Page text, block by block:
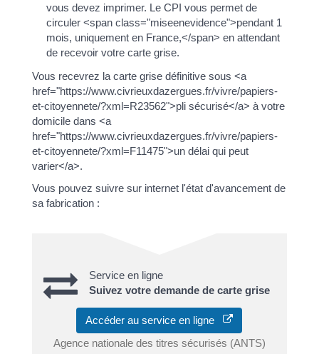
vous devez imprimer. Le CPI vous permet de
circuler <span class="miseenevidence">pendant 1
mois, uniquement en France,</span> en attendant
de recevoir votre carte grise.
Vous recevrez la carte grise définitive sous <a
href="https://www.civrieuxdazergues.fr/vivre/papiers-
et-citoyennete/?xml=R23562">pli sécurisé</a> à votre
domicile dans <a
href="https://www.civrieuxdazergues.fr/vivre/papiers-
et-citoyennete/?xml=F11475">un délai qui peut
varier</a>.
Vous pouvez suivre sur internet l'état d'avancement de
sa fabrication :
Service en ligne
Suivez votre demande de carte grise
Accéder au service en ligne
Agence nationale des titres sécurisés (ANTS)